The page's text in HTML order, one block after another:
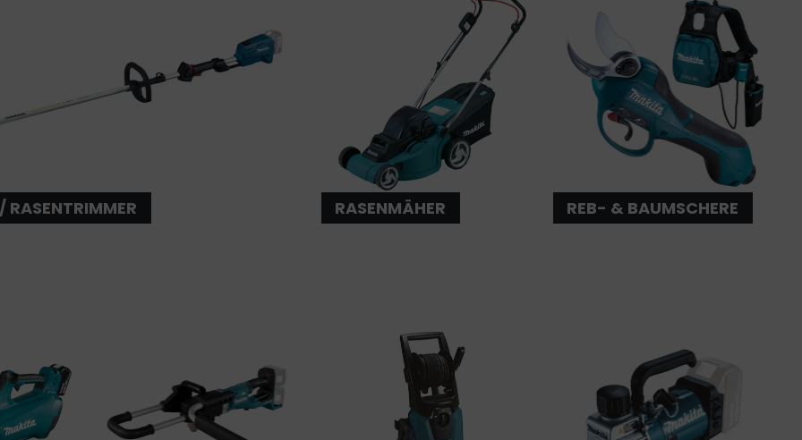
RASENTRIMMER RASENMÄHER REB- & BAUMSCHERE